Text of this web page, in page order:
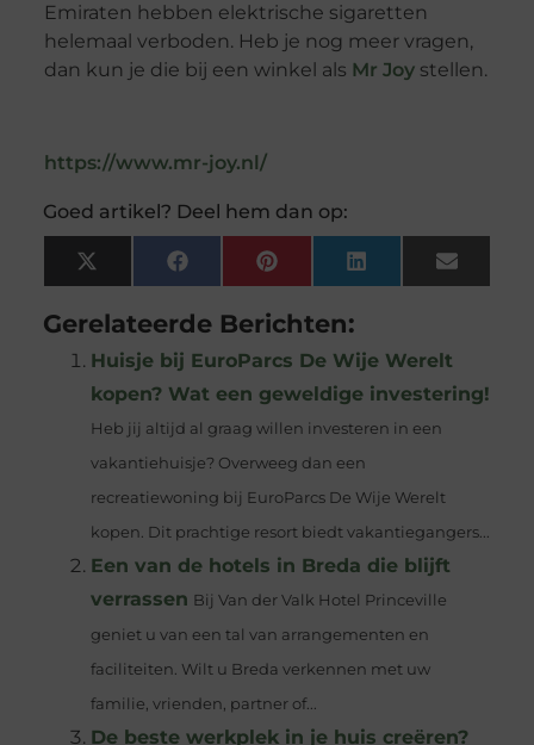
Emiraten hebben elektrische sigaretten
helemaal verboden. Heb je nog meer vragen,
dan kun je die bij een winkel als Mr Joystellen.
https://www.mr-joy.nl/
Goed artikel? Deel hem dan op:
X
(Twitter)
FacebookPinterestLinkedInEmail
Gerelateerde Berichten:
Huisje bij EuroParcs De Wije Werelt
kopen? Wat een geweldige investering!
Heb jij altijd al graag willen investeren in een
vakantiehuisje? Overweeg dan een
recreatiewoning bij EuroParcs De Wije Werelt
kopen. Dit prachtige resort biedt vakantiegangers...
Een van de hotels in Breda die blijft
verrassen Bij Van der Valk Hotel Princeville
geniet u van een tal van arrangementen en
faciliteiten. Wilt u Breda verkennen met uw
familie, vrienden, partner of...
De beste werkplek in je huis creëren?